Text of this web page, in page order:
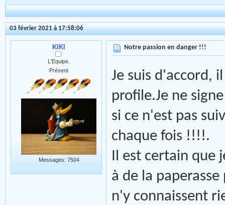
03 février 2021 à 17:58:06
KIKI
L'Equipe.
Présent
Messages: 7504
Notre passion en danger !!!
Je suis d'accord,
profile.Je ne
si ce n'est pas
chaque fois !!!!.
Il est certain que
à de la
n'y connaissent